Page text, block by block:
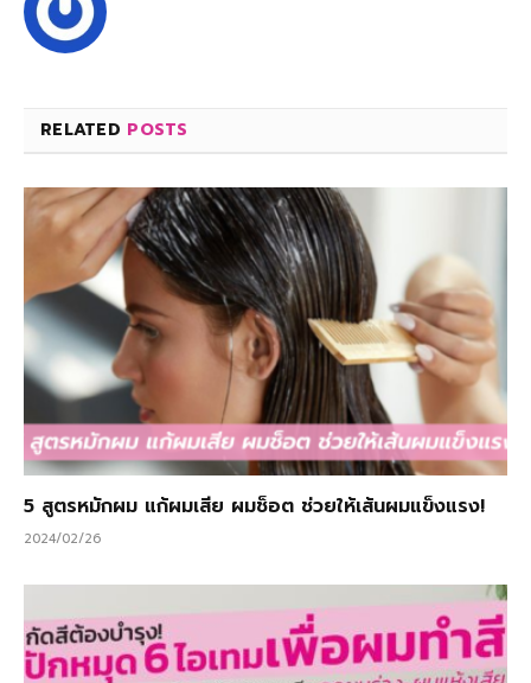
RELATED POSTS
5 สูตรหมักผม แก้ผมเสีย ผมช็อต ช่วยให้เส้นผมแข็งแรง!
2024/02/26